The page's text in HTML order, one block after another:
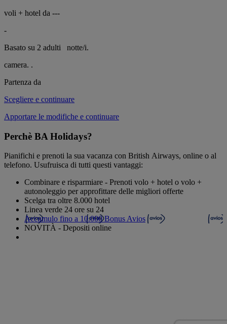
voli + hotel da ---
-
Basato su 2 adulti
notte/i.
camera. .
Partenza da
Scegliere e continuare
Apportare le modifiche e continuare
Perchè BA Holidays?
Pianifichi e prenoti la sua vacanza con British Airways, online o al
telefono. Usufruisca di tutti questi vantaggi:
Combinare e risparmiare - Prenoti volo + hotel o volo +
autonoleggio per approfittare delle migliori offerte
Scelga tra oltre 8.000 hotel
Linea verde 24 ore su 24
Accumulo fino a 10.000 Bonus Avios
NOVITÀ - Depositi online